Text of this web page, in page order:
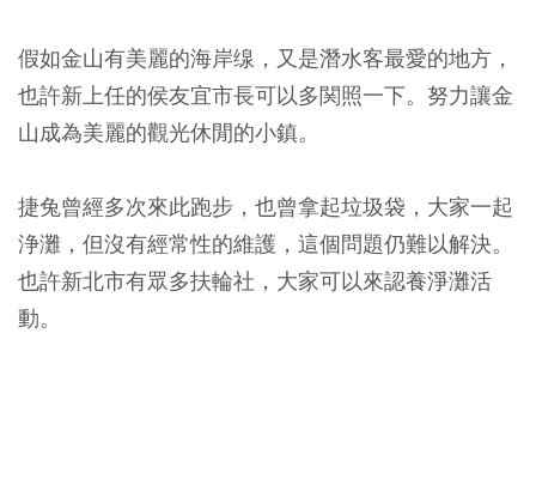
假如金山有美麗的海岸缐，又是潛水客最愛的地方，
也許新上任的侯友宜市長可以多関照一下。努力讓金
山成為美麗的觀光休閒的小鎮。
捷兔曾經多次來此跑步，也曾拿起垃圾袋，大家一起
浄灘，但沒有經常性的維護，這個問題仍難以解決。
也許新北市有眾多扶輪社，大家可以來認養淨灘活
動。